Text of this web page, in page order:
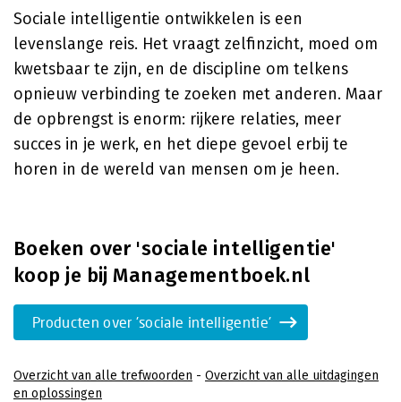
Sociale intelligentie ontwikkelen is een
levenslange reis. Het vraagt zelfinzicht, moed om
kwetsbaar te zijn, en de discipline om telkens
opnieuw verbinding te zoeken met anderen. Maar
de opbrengst is enorm: rijkere relaties, meer
succes in je werk, en het diepe gevoel erbij te
horen in de wereld van mensen om je heen.
Boeken over 'sociale intelligentie'
koop je bij Managementboek.nl
Producten over 'sociale intelligentie'
Overzicht van alle trefwoorden - Overzicht van alle uitdagingen
en oplossingen